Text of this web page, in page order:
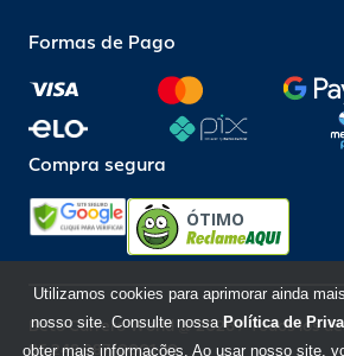
Formas de Pago
Compra segura
ÓTIMO
Beto Carrero World @ 2026 / Todos los
85.248.987/0001-10
Utilizamos cookies para aprimorar ainda
nosso site. Consulte nossa Política de
obter mais informações. Ao usar nosso site,